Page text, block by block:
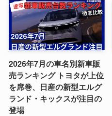
2026年7月の車名別新車販
売ランキング トヨタが上位
を席巻、日産の新型エルグ
ランド・キックスが注目の
登場